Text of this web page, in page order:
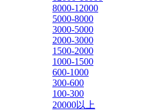
8000-12000
5000-8000
3000-5000
2000-3000
1500-2000
1000-1500
600-1000
300-600
100-300
20000以上